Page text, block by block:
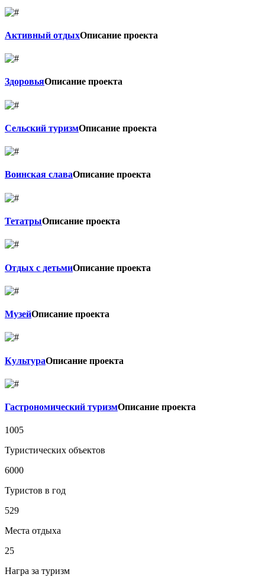
Активный отдыхОписание проекта
ЗдоровьяОписание проекта
Сельский туризмОписание проекта
Воинская славаОписание проекта
ТетатрыОписание проекта
Отдых с детьмиОписание проекта
МузейОписание проекта
КультураОписание проекта
Гастрономический туризмОписание проекта
1005
Туристических объектов
6000
Туристов в год
529
Места отдыха
25
Награ за туризм